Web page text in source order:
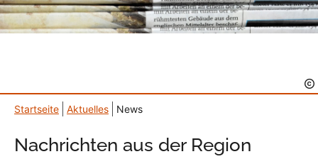
Startseite Aktuelles News
Nachrichten aus der Region